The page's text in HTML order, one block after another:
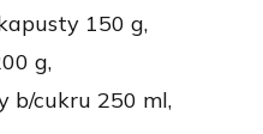
150 g,
g,
b/cukru 250 ml,